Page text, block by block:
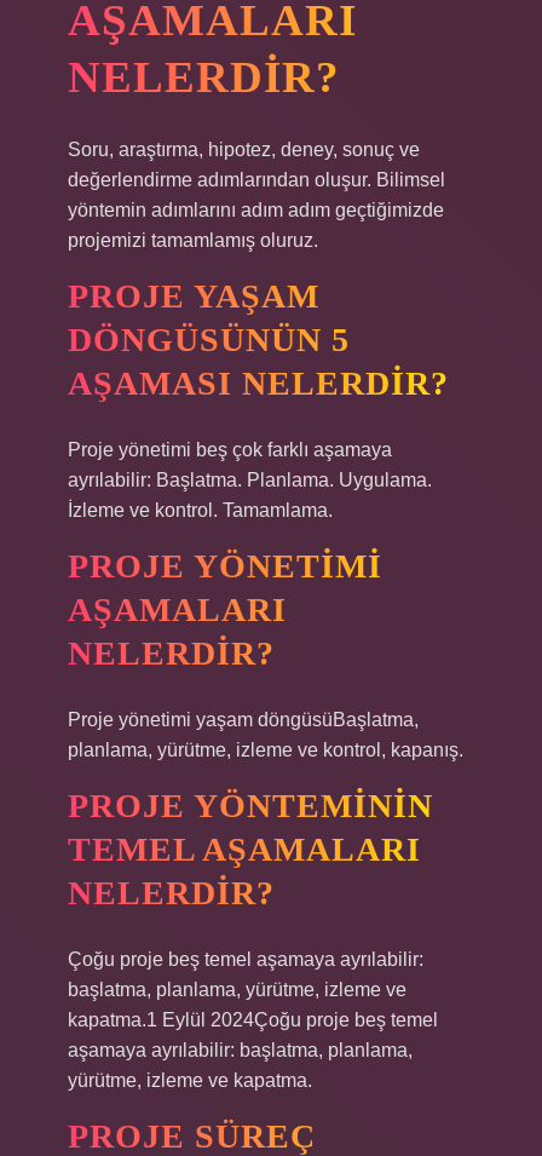
AŞAMALARI
NELERDIR?
Soru, araştırma, hipotez, deney, sonuç ve
değerlendirme adımlarından oluşur. Bilimsel
yöntemin adımlarını adım adım geçtiğimizde
projemizi tamamlamış oluruz.
PROJE YAŞAM
DÖNGÜSÜNÜN 5
AŞAMASI NELERDIR?
Proje yönetimi beş çok farklı aşamaya
ayrılabilir: Başlatma. Planlama. Uygulama.
İzleme ve kontrol. Tamamlama.
PROJE YÖNETIMI
AŞAMALARI
NELERDIR?
Proje yönetimi yaşam döngüsüBaşlatma,
planlama, yürütme, izleme ve kontrol, kapanış.
PROJE YÖNTEMININ
TEMEL AŞAMALARI
NELERDIR?
Çoğu proje beş temel aşamaya ayrılabilir:
başlatma, planlama, yürütme, izleme ve
kapatma.1 Eylül 2024Çoğu proje beş temel
aşamaya ayrılabilir: başlatma, planlama,
yürütme, izleme ve kapatma.
PROJE SÜREÇ